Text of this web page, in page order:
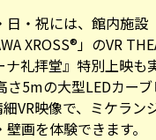
日・祝には、館内施設
XROSS®」のVR
ナ礼拝堂』特別上映も
さ5mの大型LEDカー
VR映像で、ミケラン
画を体験できます。